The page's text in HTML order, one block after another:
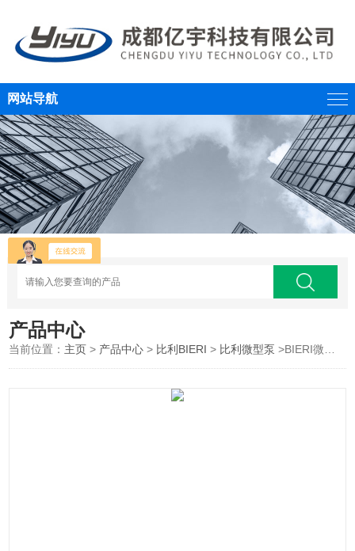
网站导航
产品中心
当前位置： 主页 > 产品中心 > 比利BIERI > 比利微型泵 >BIERI微型轴向柱塞泵AKP